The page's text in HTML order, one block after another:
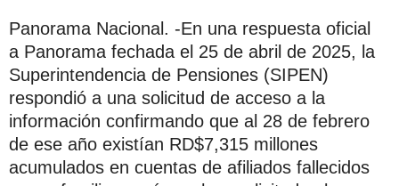
Panorama Nacional . -En una respuesta oficial
a Panorama fechada el 25 de abril de 2025, la
Superintendencia de Pensiones (SIPEN)
respondió a una solicitud de acceso a la
información confirmando que al 28 de febrero
de ese año existían RD$7,315 millones
acumulados en cuentas de afiliados fallecidos